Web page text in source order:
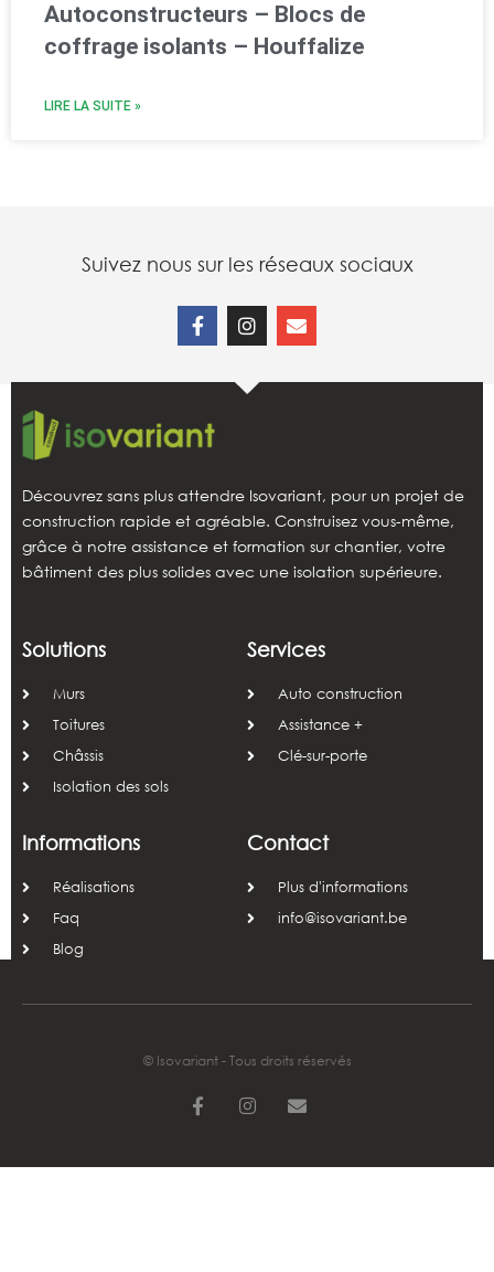
Autoconstructeurs – Blocs de
coffrage isolants – Houffalize
LIRE LA SUITE »
Suivez nous sur les réseaux sociaux
Découvrez sans plus attendre Isovariant, pour un projet de
construction rapide et agréable. Construisez vous-même,
grâce à notre assistance et formation sur chantier, votre
bâtiment des plus solides avec une isolation supérieure.
Solutions
Murs
Toitures
Châssis
Isolation des sols
Services
Auto construction
Assistance +
Clé-sur-porte
Informations
Réalisations
Faq
Blog
Contact
Plus d'informations
info@isovariant.be
© Isovariant - Tous droits réservés